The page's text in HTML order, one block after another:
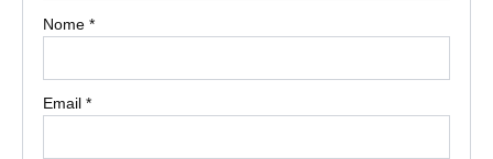
Nome*
Email*